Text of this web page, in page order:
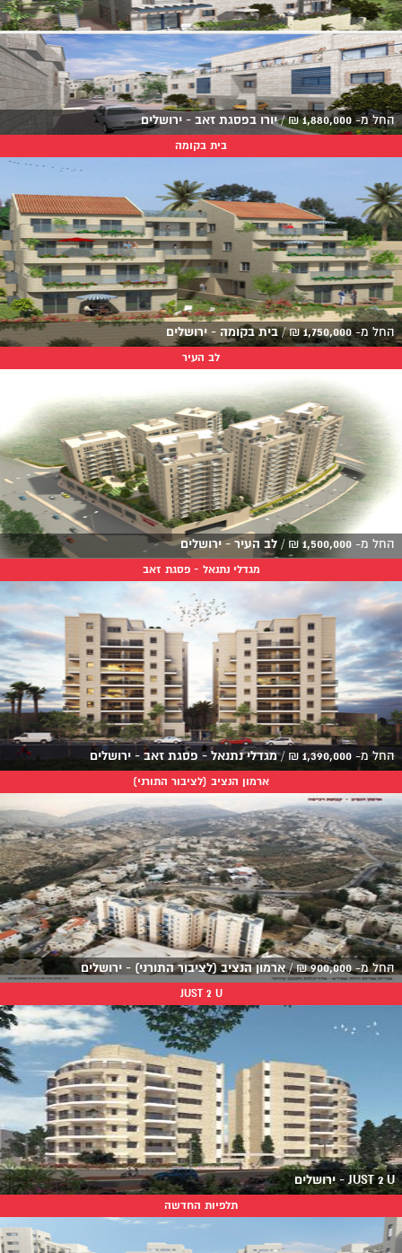
החל מ-1,880,000
₪
/יורו בפסגת זאב - ירושלים
בית בקומה
החל מ- 1,750,000
₪
/בית בקומה - ירושלים
לב העיר
החל מ- 1,500,000
₪
/ לב העיר - ירושלים
מגדלי נתנאל - פסגת זאב
החל מ- 1,390,000
₪
/מגדלי נתנאל - פסגת זאב - ירושלים
ארמון הנציב (לציבור התורני)
החל מ-900,000
₪
/ארמון הנציב (לציבור התורני) - ירושלים
JUST 2 U
JUST 2 U - ירושלים
תלפיות החדשה